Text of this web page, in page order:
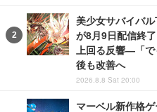
美少女サバイバ
が8月9日配信終
上回る反響―「
後も改善へ
2026.8.8 Sat 20:00
マーベル新作格